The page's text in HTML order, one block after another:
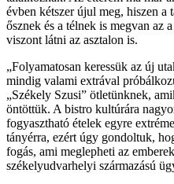
évben kétszer újul meg, hiszen a
ősznek és a télnek is megvan az
viszont látni az asztalon is.
Folyamatosan keressük az új
mindig valami extrával
„Székely Szusi” ötletünknek,
öntöttük. A bistro kultúrára
fogyasztható ételek egyre
tányérra, ezért úgy gondoltuk,
fogás, ami meglepheti az
székelyudvarhelyi származású